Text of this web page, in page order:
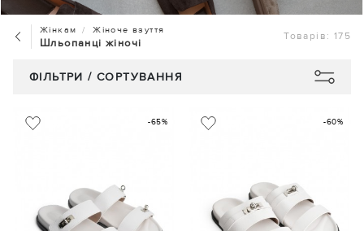
Жінкам Жіноче взуття
Шльопанці жіночі
Товарів: 175
ФІЛЬТРИ / СОРТУВАННЯ
-65% -60%